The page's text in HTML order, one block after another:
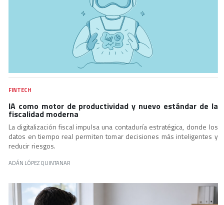
FINTECH
IA como motor de productividad y nuevo estándar de la
fiscalidad moderna
La digitalización fiscal impulsa una contaduría estratégica, donde los
datos en tiempo real permiten tomar decisiones más inteligentes y
reducir riesgos.
ADÁN LÓPEZ QUINTANAR